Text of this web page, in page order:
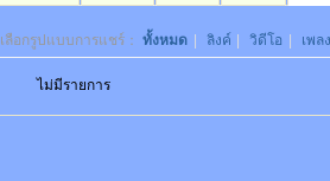
เลือกรูปแบบการแชร์： ทั้งหมด ลิงค์ วิดีโอ เพลง
ไม่มีรายการ